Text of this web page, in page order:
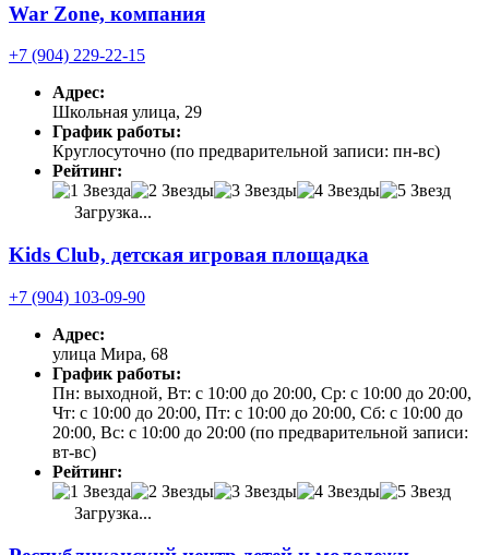
War Zone, компания
+7 (904) 229-22-15
Адрес:
Школьная улица, 29
График работы:
Круглосуточно (по предварительной записи: пн-вс)
Рейтинг:
Загрузка...
Kids Club, детская игровая площадка
+7 (904) 103-09-90
Адрес:
улица Мира, 68
График работы:
Пн: выходной, Вт: с 10:00 до 20:00, Ср: с 10:00 до 20:00,
Чт: с 10:00 до 20:00, Пт: с 10:00 до 20:00, Сб: с 10:00 до
20:00, Вс: с 10:00 до 20:00 (по предварительной записи:
вт-вс)
Рейтинг:
Загрузка...